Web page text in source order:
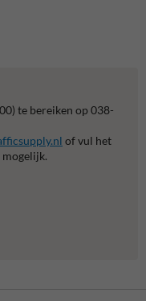
te bereiken op 038-
of vul het